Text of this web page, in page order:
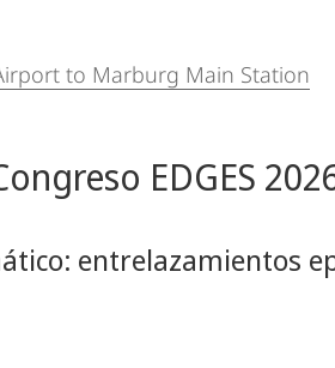
to Marburg Main Station
EDGES
entrelazamientos